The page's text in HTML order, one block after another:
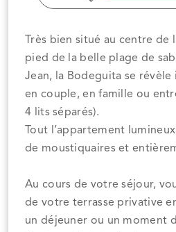
Très bien situé au centre de
pied de la belle plage de
Jean, la Bodeguita se
en couple, en famille ou
4 lits séparés).
Tout l’appartement
de moustiquaires et
Au cours de votre séjour,
de votre terrasse privative
un déjeuner ou un moment